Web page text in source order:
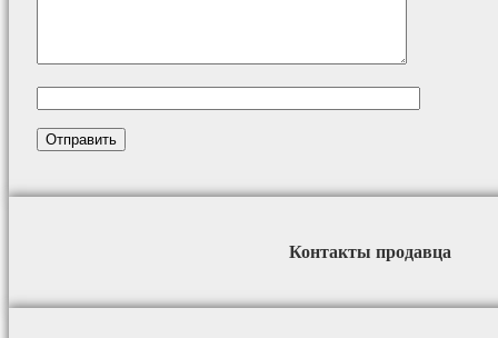
Контакты продавца